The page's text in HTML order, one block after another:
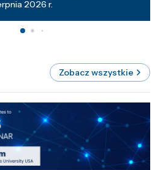
2026 r.
Zobacz wszystkie